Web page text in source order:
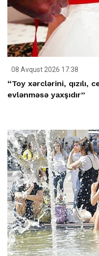
08 Avqust 2026 17:38
“Toy xərclərini, qızılı,
evlənməsə yaxşıdır”